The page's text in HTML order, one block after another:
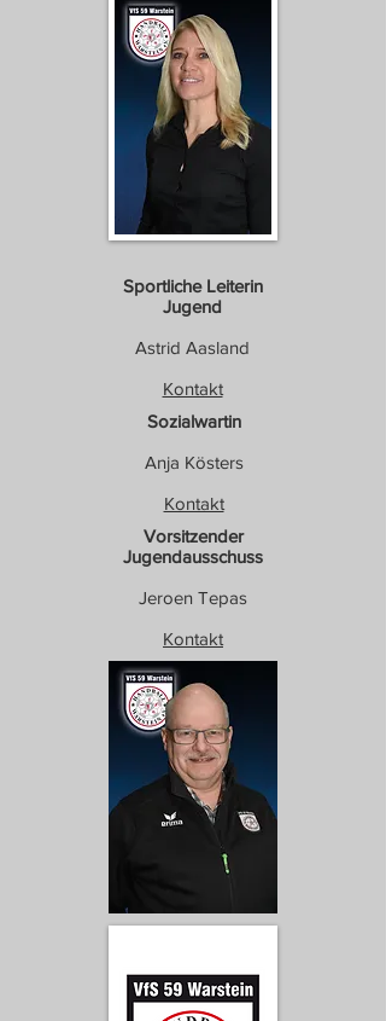
Sportliche Leiterin
Jugend
Astrid Aasland
Kontakt
Sozialwartin
Anja Kösters
Kontakt
Vorsitzender
Jugendausschuss
Jeroen Tepas
Kontakt